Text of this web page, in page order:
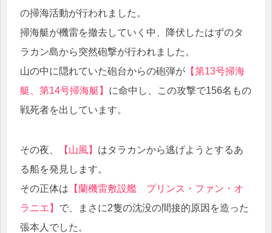
の掃海活動が行われました。
掃海艇が機雷を撤去していく中、降伏したはずのタ
ラカン島から突然砲撃が行われました。
山の中に隠れていた砲台からの砲弾が 【第13号掃海
艇、第14号掃海艇】 に命中し、この攻撃で156名もの
戦死者を出しています。
その夜、 【山風】 はタラカンから逃げようとするあ
る船を発見します。
その正体は 【蘭機雷敷設艦 プリンス・ファン・オ
ラニエ】 で、まさに2隻の沈没の間接的原因を造った
張本人でした。